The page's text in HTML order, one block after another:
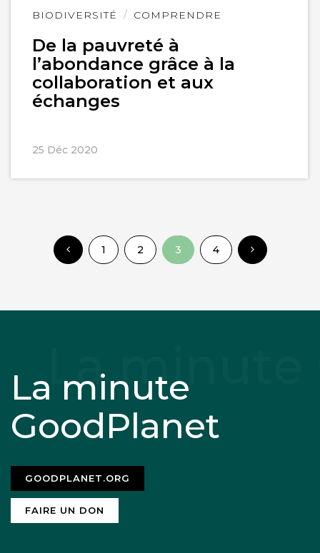
BIODIVERSITÉ COMPRENDRE
De la pauvreté à
l’abondance grâce à la
collaboration et aux
échanges
25 Déc 2020
Lire
1 2 3 4
La minute
GoodPlanet
GOODPLANET.ORG
FAIRE UN DON